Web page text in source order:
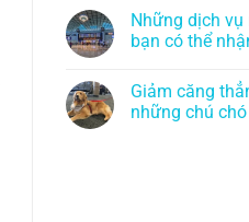
Những dịch
bạn có thể
Giảm căng
những chú